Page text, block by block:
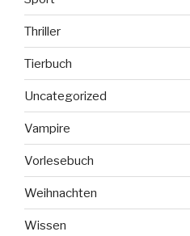
Thriller
Tierbuch
Uncategorized
Vampire
Vorlesebuch
Weihnachten
Wissen